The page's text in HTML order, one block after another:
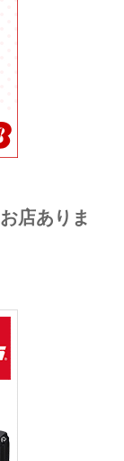
店ありま